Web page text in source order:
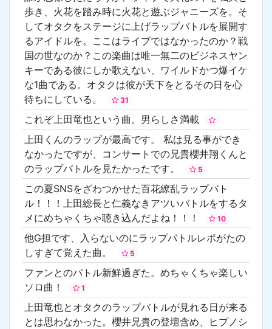
歩き、火花を踏み時に火花と遊ぶジャニーズを。そ
してオタクをステージに上げラップバトルを展開す
るアイドルを。ここはライブではなかったのか？戦
国の世なのか？この楽曲は唯一無二のビジネスヤン
キーである彼にしか歌えない、ワイルドかつ爆イケ
な1曲である。オタクは彼が天下をとるその日を心
待ちにしている。
31
これぞ上田竜也という曲。男らしさ満載
上田くんのラップが最高です。 私は見る事ができ
なかったですが、コンサートでの兄貴櫻井翔くんと
のラップバトルを見たかったです。
5
この夏SNSをざわつかせた百花繚乱ラップバト
ル！！！上田総長と仁義なきアツいバトルをするタ
メにめちゃくちゃ聴き込んだよね！！！
10
他G担です、入らないのにラップバトルレポがたの
しすぎて覚えた曲。
5
ファンとのバトル新鮮過ぎた。めちゃくちゃ楽しい
ソロ曲！
1
上田竜也とオタクのラップバトルが見れる日が来る
とは思わなかった。櫻井兄貴の登壇含め、ヒプノシ